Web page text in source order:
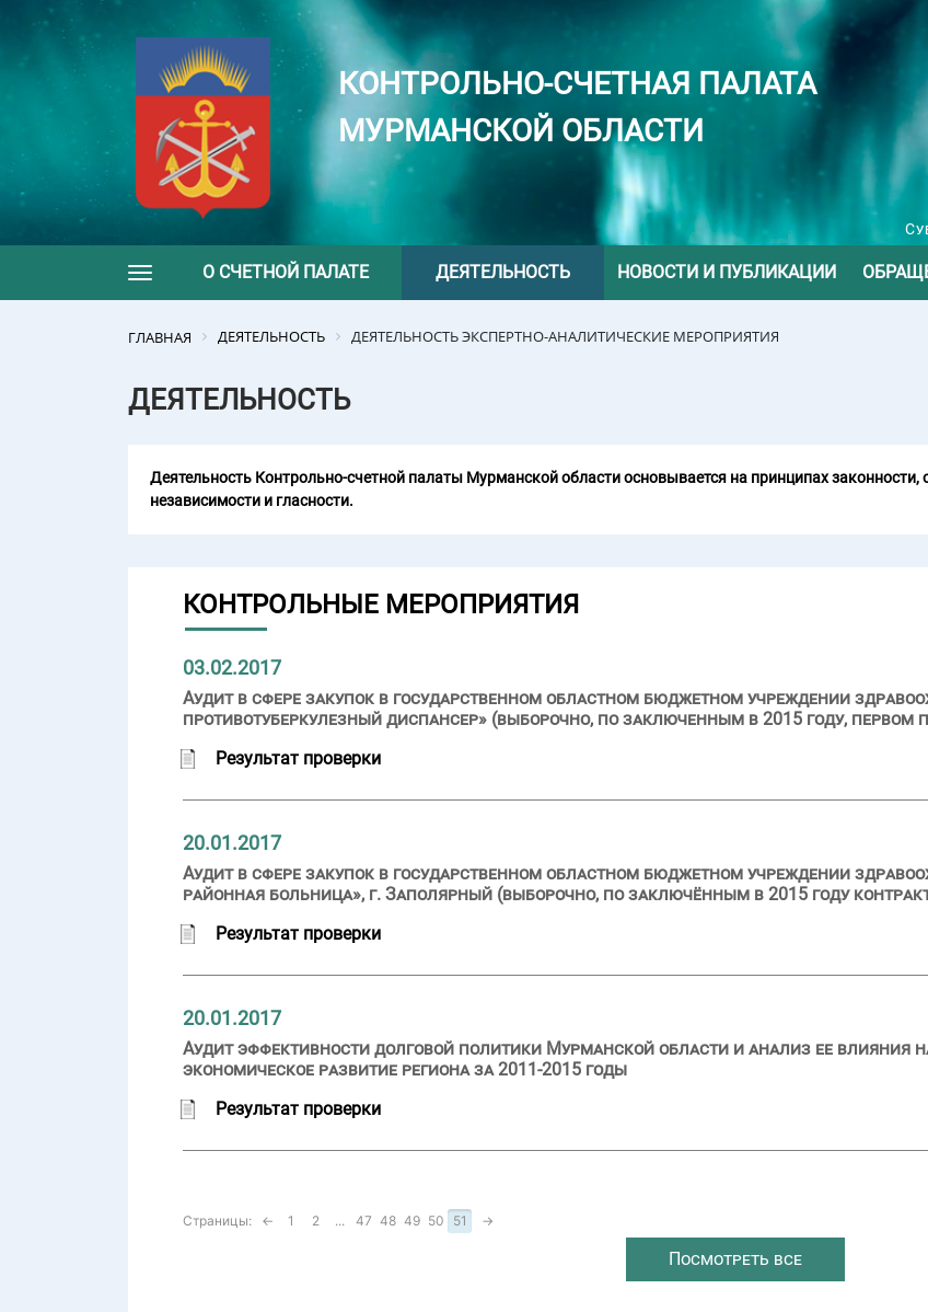
КОНТРОЛЬНО-СЧЕТНАЯ ПАЛАТА
МУРМАНСКОЙ ОБЛАСТИ
Toggle navigation
О СЧЕТНОЙ ПАЛАТЕ ДЕЯТЕЛЬНОСТЬ НОВОСТИ И ПУБЛИКАЦИИ
ГЛАВНАЯ ДЕЯТЕЛЬНОСТЬ ДЕЯТЕЛЬНОСТЬ ЭКСПЕРТНО-АНАЛИТИЧЕСКИЕ МЕРОПРИЯТИЯ
ДЕЯТЕЛЬНОСТЬ
Деятельность Контрольно-счетной палаты Мурманской области основывается на принципах законности,
независимости и гласности.
КОНТРОЛЬНЫЕ МЕРОПРИЯТИЯ
03.02.2017
Аудит в сфере закупок в государственном областном бюджетном учреждении
противотуберкулезный диспансер» (выборочно, по заключенным в 2015 году, первом
Результат проверки
20.01.2017
Аудит в сфере закупок в государственном областном бюджетном учреждении
районная больница», г. Заполярный (выборочно, по заключённым в 2015 году
Результат проверки
20.01.2017
Аудит эффективности долговой политики Мурманской области и анализ ее влияния
экономическое развитие региона за 2011-2015 годы
Результат проверки
Страницы: ← 1 2 ... 47 48 49 50 51 →
Посмотреть все